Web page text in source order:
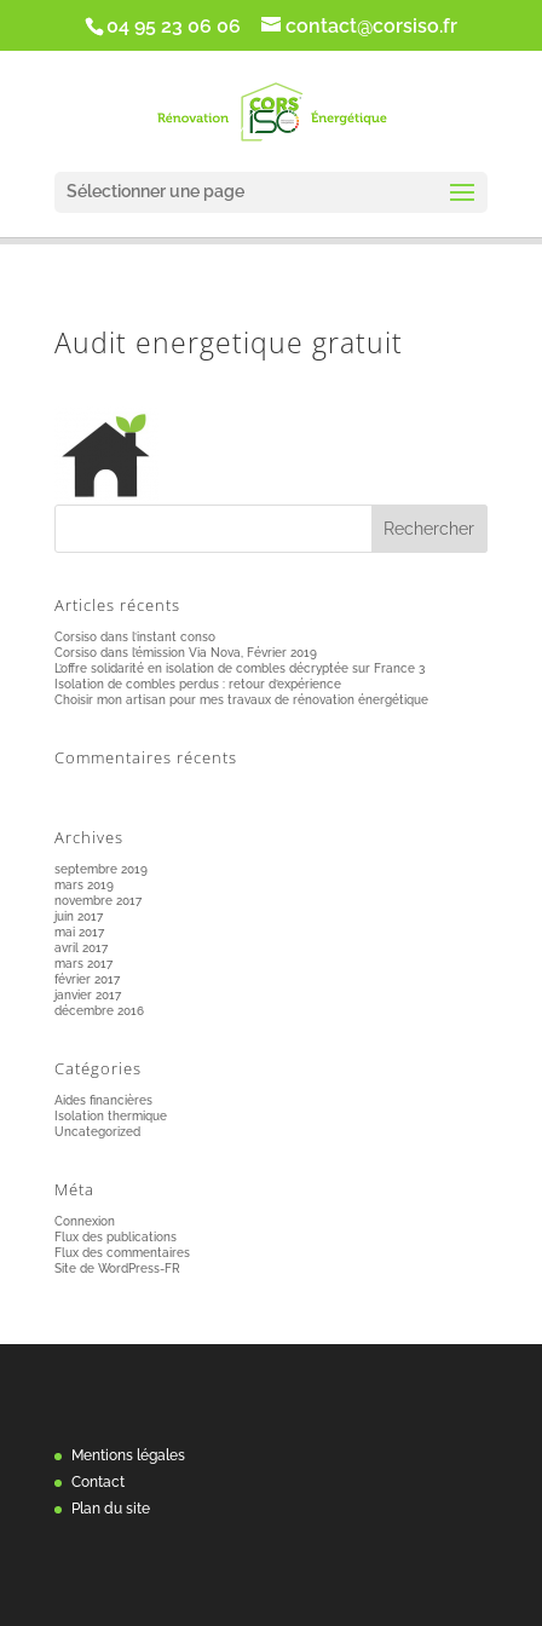
04 95 23 06 06 contact@corsiso.fr
Sélectionner une page
Audit energetique gratuit
Articles récents
Corsiso dans l’instant conso
Corsiso dans l’émission Via Nova, Février 2019
L’offre solidarité en isolation de combles décryptée sur France 3
Isolation de combles perdus : retour d’expérience
Choisir mon artisan pour mes travaux de rénovation énergétique
Commentaires récents
Archives
septembre 2019
mars 2019
novembre 2017
juin 2017
mai 2017
avril 2017
mars 2017
février 2017
janvier 2017
décembre 2016
Catégories
Aides financières
Isolation thermique
Uncategorized
Méta
Connexion
Flux des publications
Flux des commentaires
Site de WordPress-FR
Mentions légales
Contact
Plan du site